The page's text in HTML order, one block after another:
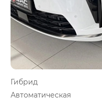
Гибрид
Автоматическая